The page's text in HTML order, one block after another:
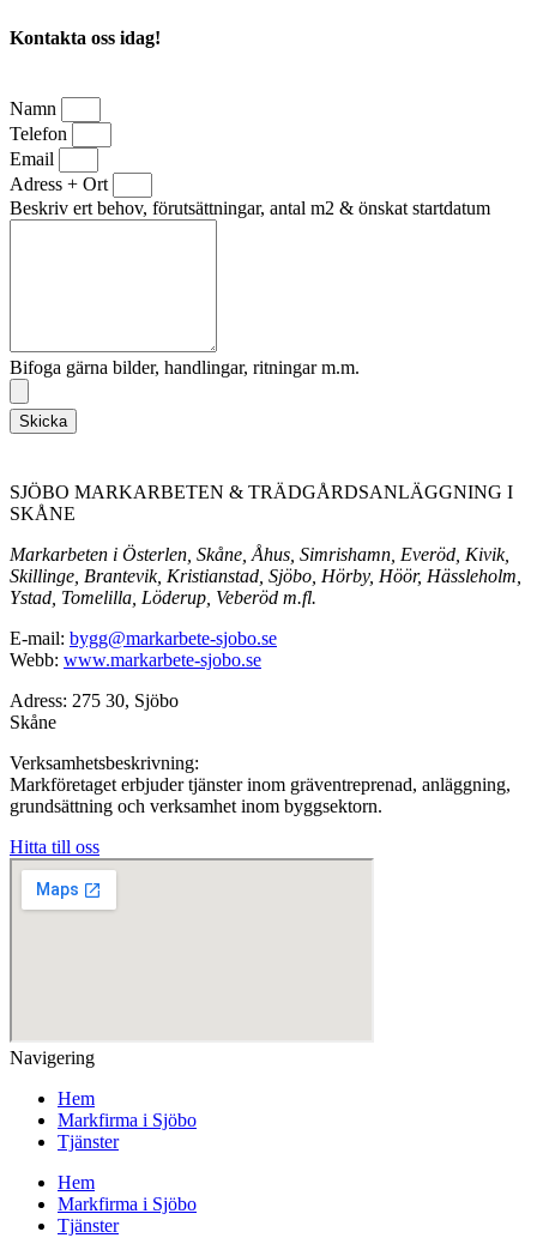
Kontakta oss idag!
Namn
Telefon
Email
Adress + Ort
Beskriv ert behov, förutsättningar, antal m2 & önskat startdatum
Bifoga gärna bilder, handlingar, ritningar m.m.
Skicka
SJÖBO MARKARBETEN & TRÄDGÅRDSANLÄGGNING I
SKÅNE
Markarbeten i Österlen, Skåne, Åhus, Simrishamn, Everöd, Kivik,
Skillinge, Brantevik, Kristianstad, Sjöbo, Hörby, Höör, Hässleholm,
Ystad, Tomelilla, Löderup, Veberöd m.fl.
E-mail: bygg@markarbete-sjobo.se
Webb: www.markarbete-sjobo.se
Adress: 275 30, Sjöbo
Skåne
Verksamhetsbeskrivning:
Markföretaget erbjuder tjänster inom gräventreprenad, anläggning,
grundsättning och verksamhet inom byggsektorn.
Hitta till oss
Navigering
Hem
Markfirma i Sjöbo
Tjänster
Hem
Markfirma i Sjöbo
Tjänster